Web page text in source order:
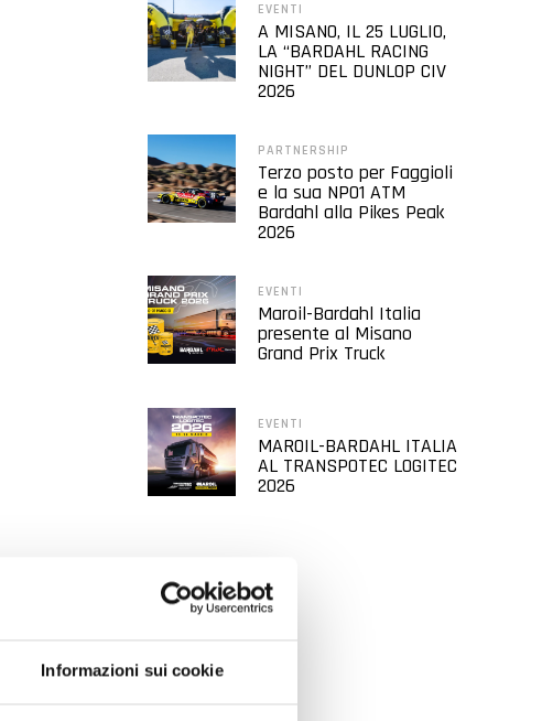
Informazioni sui cookie
EVENTI
A MISANO, IL 25 LUGLIO,
LA “BARDAHL RACING
NIGHT” DEL DUNLOP CIV
2026
PARTNERSHIP
Terzo posto per Faggioli
e la sua NP01 ATM
Bardahl alla Pikes Peak
2026
EVENTI
Maroil-Bardahl Italia
presente al Misano
Grand Prix Truck
EVENTI
MAROIL-BARDAHL ITALIA
AL TRANSPOTEC LOGITEC
2026